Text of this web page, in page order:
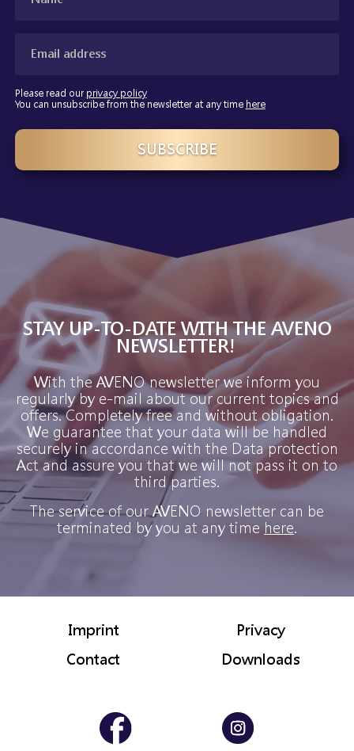
Please read our privacy policy
You can unsubscribe from the newsletter at any time here
SUBSCRIBE
STAY UP-TO-DATE WITH THE AVENO
NEWSLETTER!
With the AVENO newsletter we inform you
regularly by e-mail about our current topics and
offers. Completely free and without obligation.
We guarantee that your data will be handled
securely in accordance with the Data protection
Act and assure you that we will not pass it on to
third parties.
The service of our AVENO newsletter can be
terminated by you at any timehere.
Imprint
Privacy
Contact
Downloads